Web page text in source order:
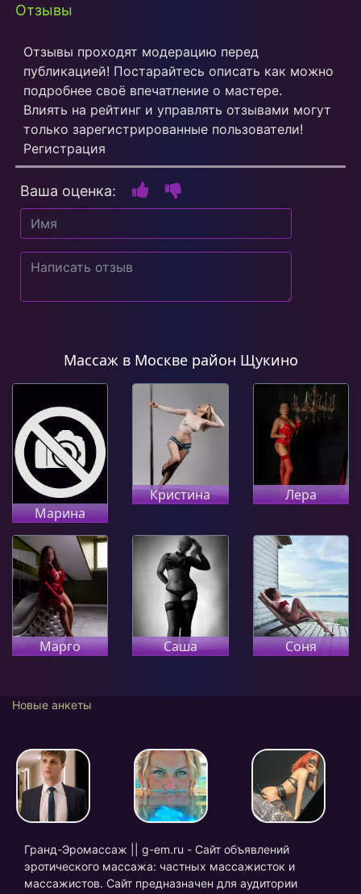
Отзывы
Отзывы проходят модерацию перед
публикацией! Постарайтесь описать как можно
подробнее своё впечатление о мастере.
Влиять на рейтинг и управлять отзывами могут
только зарегистрированные пользователи!
Регистрация
Ваша оценка:
Массаж в Москве район Щукино
Марина
Кристина Лера
Марго Саша Соня
Новые анкеты
Гранд-Эромассаж || g-em.ru - Сайт объявлений
эротического массажа: частных массажисток и
массажистов. Сайт предназначен для аудитории